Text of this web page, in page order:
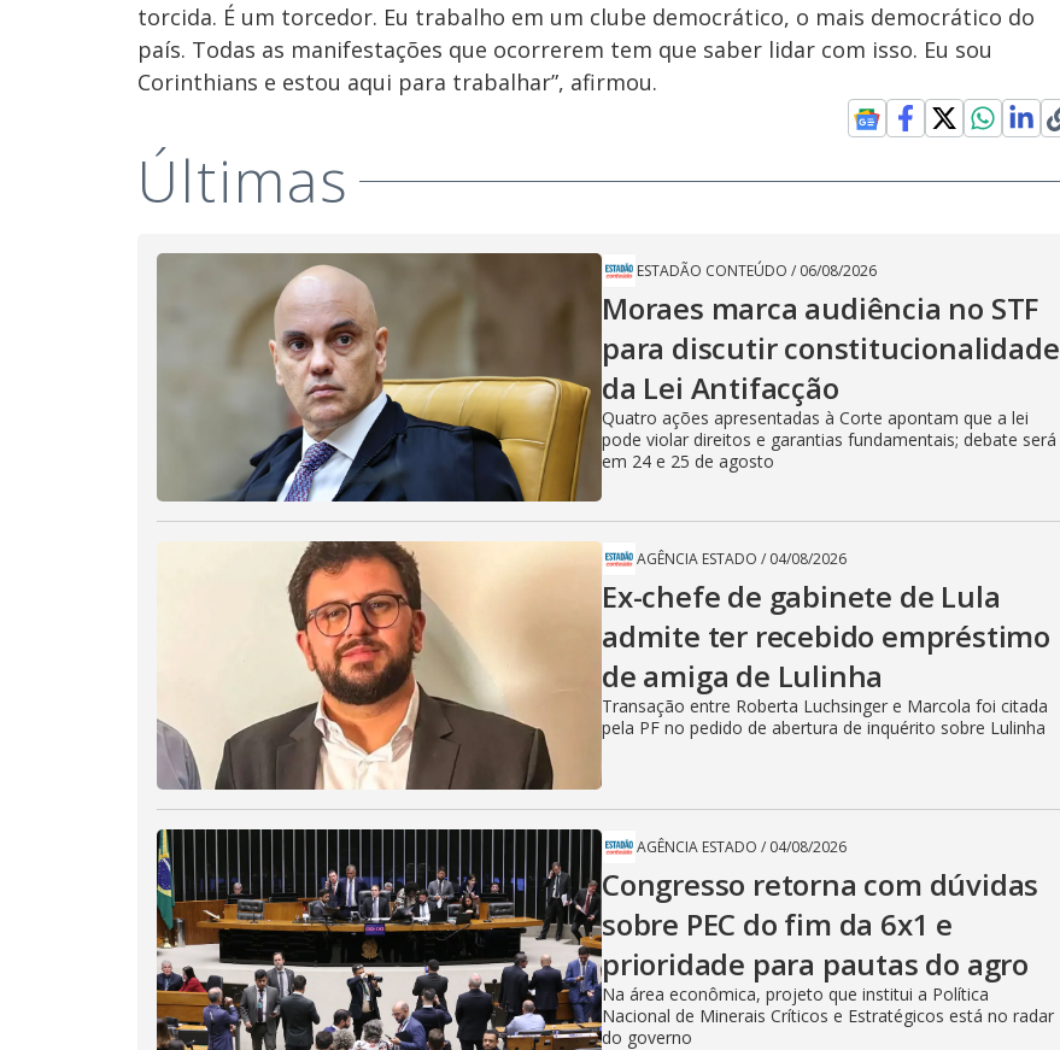
torcida. É um torcedor. Eu trabalho em um clube democrático, o mais democrático do
país. Todas as manifestações que ocorrerem tem que saber lidar com isso. Eu sou
Corinthians e estou aqui para trabalhar”, afirmou.
Últimas
ESTADÃO CONTEÚDO / 06/08/2026
Moraes marca audiência no STF
para discutir constitucionalidade
da Lei Antifacção
Quatro ações apresentadas à Corte apontam que a lei
pode violar direitos e garantias fundamentais; debate será
em 24 e 25 de agosto
AGÊNCIA ESTADO / 04/08/2026
Ex-chefe de gabinete de Lula
admite ter recebido empréstimo
de amiga de Lulinha
Transação entre Roberta Luchsinger e Marcola foi citada
pela PF no pedido de abertura de inquérito sobre Lulinha
AGÊNCIA ESTADO / 04/08/2026
Congresso retorna com dúvidas
sobre PEC do fim da 6x1 e
prioridade para pautas do agro
Na área econômica, projeto que institui a Política
Nacional de Minerais Críticos e Estratégicos está no radar
do governo